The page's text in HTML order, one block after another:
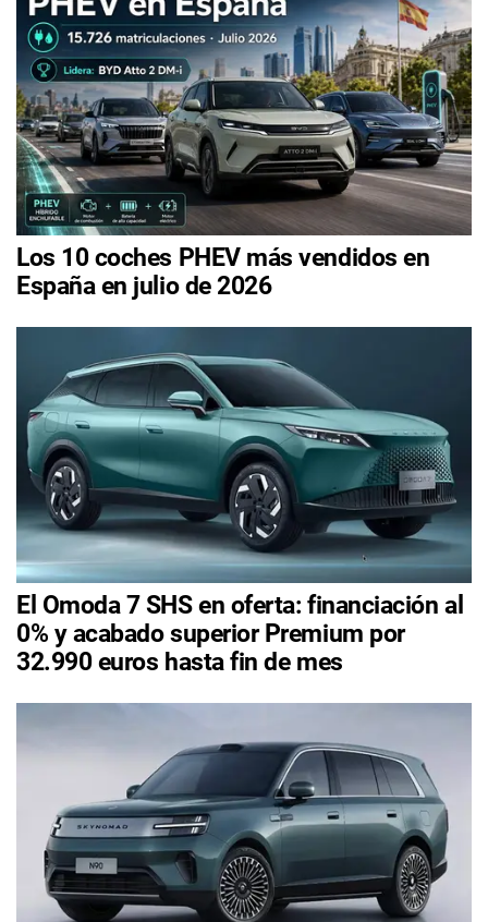
Los 10 coches PHEV más vendidos en
España en julio de 2026
El Omoda 7 SHS en oferta: financiación al
0% y acabado superior Premium por
32.990 euros hasta fin de mes